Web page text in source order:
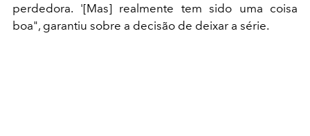
perdedora. '[Mas] realmente tem sido uma coisa
boa", garantiu sobre a decisão de deixar a série.